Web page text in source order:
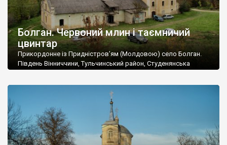
Болган. Червоний млин і таємничий
цвинтар
Прикордонне із Придністров’ям (Молдовою) село Болган.
Південь Вінниччини, Тульчинський район, Студенянська
старовинний цвинтар із кам’яними хрестами. Всі епітафії, які
збереглися, написані кирилицею, церковнослов’янською
мовою. За всіма традиційними ознаками – цвинтар
український. Хрести датуються 19 століттям. У 1924-1940
роках Болган […]